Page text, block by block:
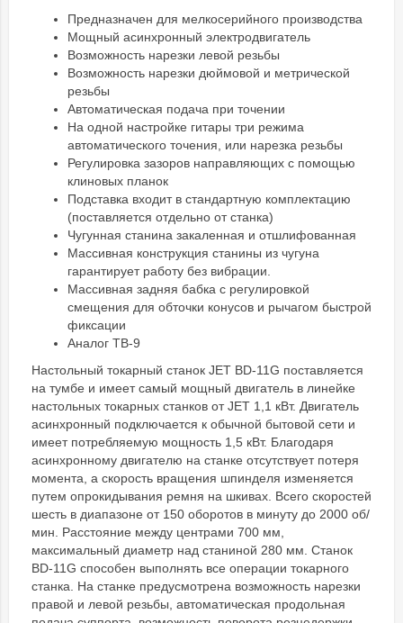
Предназначен для мелкосерийного производства
Мощный асинхронный электродвигатель
Возможность нарезки левой резьбы
Возможность нарезки дюймовой и метрической
резьбы
Автоматическая подача при точении
На одной настройке гитары три режима
автоматического точения, или нарезка резьбы
Регулировка зазоров направляющих с помощью
клиновых планок
Подставка входит в стандартную комплектацию
(поставляется отдельно от станка)
Чугунная станина закаленная и отшлифованная
Массивная конструкция станины из чугуна
гарантирует работу без вибрации.
Массивная задняя бабка с регулировкой
смещения для обточки конусов и рычагом быстрой
фиксации
Аналог ТВ-9
Настольный токарный станок JET BD-11G поставляется
на тумбе и имеет самый мощный двигатель в линейке
настольных токарных станков от JET 1,1 кВт. Двигатель
асинхронный подключается к обычной бытовой сети и
имеет потребляемую мощность 1,5 кВт. Благодаря
асинхронному двигателю на станке отсутствует потеря
момента, а скорость вращения шпинделя изменяется
путем опрокидывания ремня на шкивах. Всего скоростей
шесть в диапазоне от 150 оборотов в минуту до 2000 об/
мин. Расстояние между центрами 700 мм,
максимальный диаметр над станиной 280 мм. Станок
BD-11G способен выполнять все операции токарного
станка. На станке предусмотрена возможность нарезки
правой и левой резьбы, автоматическая продольная